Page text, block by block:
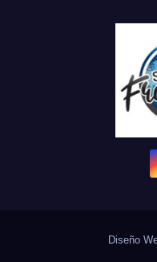
Diseño